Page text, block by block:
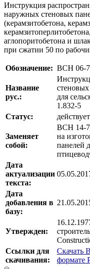
Инструкция
наружных стеновых
(керамзитобетона,
аглопоритобетона и
при сжатии 50 по
Обозначение: ВСН 06-
Название
рус.:
для
1.832-5
Статус:
действует
Заменяет
собой:
ВСН 14-
на
панелей
Дата
актуализации
текста:
Дата
добавления в
базу:
Утвержден:
Ссылки для
скачивания:
Скачать
формате